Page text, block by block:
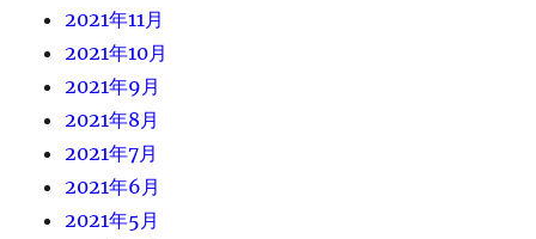
2021年11月
2021年10月
2021年9月
2021年8月
2021年7月
2021年6月
2021年5月